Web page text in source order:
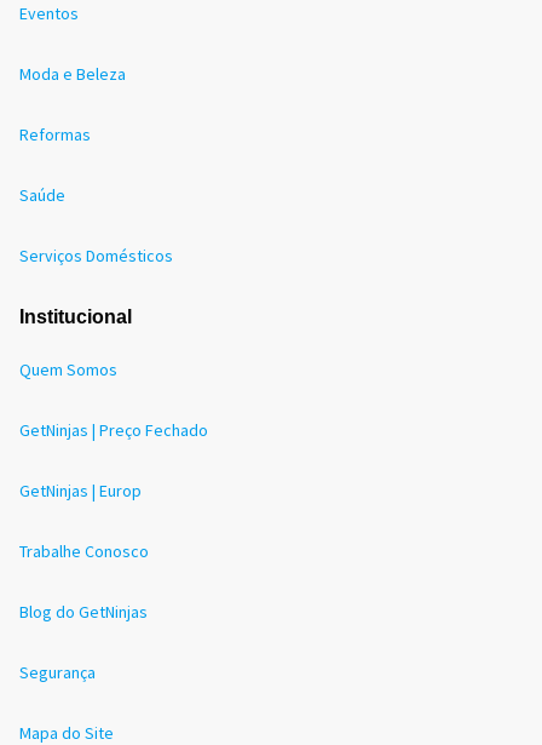
Eventos
Moda e Beleza
Reformas
Saúde
Serviços Domésticos
Institucional
Quem Somos
GetNinjas | Preço Fechado
GetNinjas | Europ
Trabalhe Conosco
Blog do GetNinjas
Segurança
Mapa do Site